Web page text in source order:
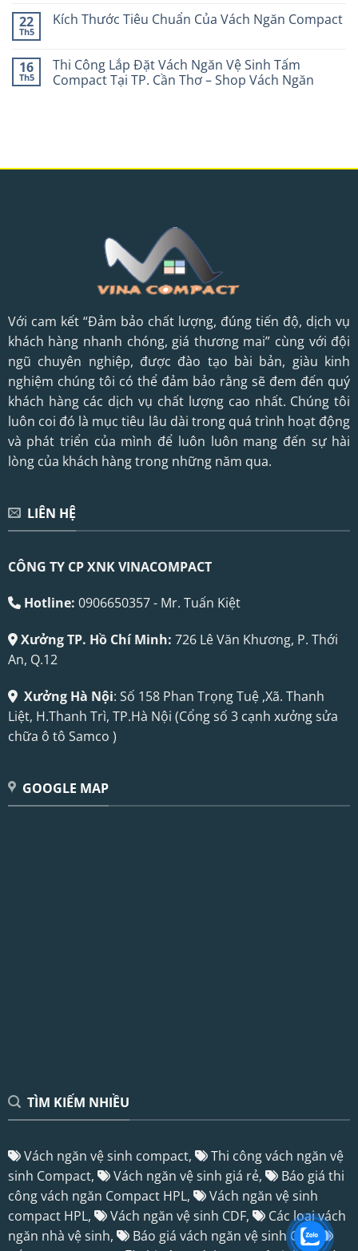
22
Th5
Kích Thước Tiêu Chuẩn Của Vách Ngăn Compact
16
Th5
Thi Công Lắp Đặt Vách Ngăn Vệ Sinh Tấm
Compact Tại TP. Cần Thơ – Shop Vách Ngăn
Với cam kết “Đảm bảo chất lượng, đúng tiến độ, dịch vụ
khách hàng nhanh chóng, giá thương mai” cùng với đội
ngũ chuyên nghiệp, được đào tạo bài bản, giàu kinh
nghiệm chúng tôi có thể đảm bảo rằng sẽ đem đến quý
khách hàng các dịch vụ chất lượng cao nhất. Chúng tôi
luôn coi đó là mục tiêu lâu dài trong quá trình hoạt động
và phát triển của mình để luôn luôn mang đến sự hài
lòng của khách hàng trong những năm qua.
LIÊN HỆ
CÔNG TY CP XNK VINACOMPACT
Hotline: 0906650357 - Mr. Tuấn Kiệt
Xưởng TP. Hồ Chí Minh: 726 Lê Văn Khương, P. Thới
An, Q.12
Xưởng Hà Nội: Số 158 Phan Trọng Tuệ ,Xã. Thanh
Liệt, H.Thanh Trì, TP.Hà Nội (Cổng số 3 cạnh xưởng sửa
chữa ô tô Samco )
GOOGLE MAP
TÌM KIẾM NHIỀU
Vách ngăn vệ sinh compact,
Thi công vách ngăn vệ
sinh Compact,
Vách ngăn vệ sinh giá rẻ,
Báo giá thi
công vách ngăn Compact HPL,
Vách ngăn vệ sinh
compact HPL,
Vách ngăn vệ sinh CDF,
Các loại vách
ngăn nhà vệ sinh,
Báo giá vách ngăn vệ sinh CDF,